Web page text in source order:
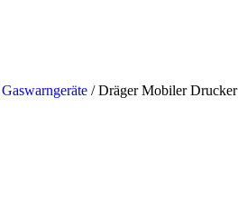
Gaswarngeräte / Dräger Mobiler Drucker